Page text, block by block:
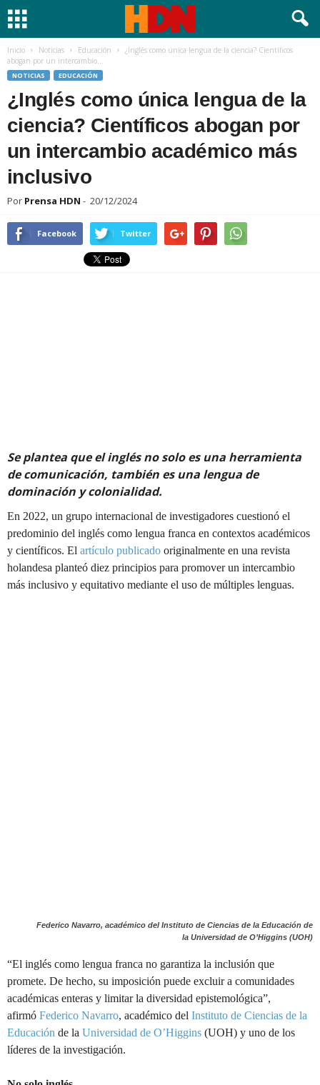
Inicio Noticias Educación
¿Inglés como única lengua de la ciencia? Científicos
abogan por un intercambio...
NOTICIAS EDUCACIÓN
¿Inglés como única lengua de la
ciencia? Científicos abogan por
un intercambio académico más
inclusivo
Por Prensa HDN - 20/12/2024
Facebook Twitter
Se plantea que el inglés no solo es una herramienta
de comunicación, también es una lengua de
dominación y colonialidad.
En 2022, un grupo internacional de investigadores cuestionó el
predominio del inglés como lengua franca en contextos académicos
y científicos. El artículo publicado originalmente en una revista
holandesa planteó diez principios para promover un intercambio
más inclusivo y equitativo mediante el uso de múltiples lenguas.
Federico Navarro, académico del Instituto de Ciencias de la Educación de
la Universidad de O’Higgins (UOH)
“El inglés como lengua franca no garantiza la inclusión que
promete. De hecho, su imposición puede excluir a comunidades
académicas enteras y limitar la diversidad epistemológica”,
afirmó Federico Navarro, académico del Instituto de Ciencias de la
Educación de la Universidad de O’Higgins (UOH) y uno de los
líderes de la investigación.